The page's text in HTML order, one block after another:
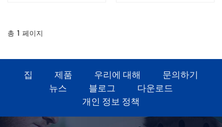
급 장치만 연결하면 사용할 수 있
할 수 있습니다.
과합니다. "ISO8573-1"의 표준을
따르며 더욱 엄격한 공기 기준을
충족합니다. 순도 수준
"lSO8573-1 Class0".고객의 요구
사항을 충족합니다. 고품질 압축
정도의 품질과 안전성을 보장합니
총 1 페이지
집 제품 우리에 대해
문의하기
뉴스
블로그
다운로드
개인 정보 정책